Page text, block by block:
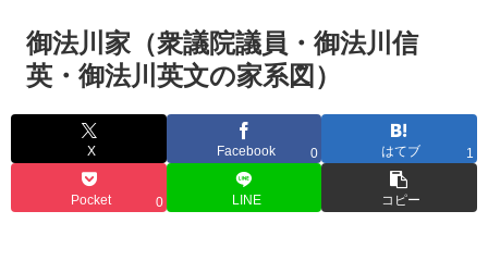
御法川家（衆議院議員・御法川信
英・御法川英文の家系図）
X Facebook 0 はてブ 1
Pocket 0 LINE コピー